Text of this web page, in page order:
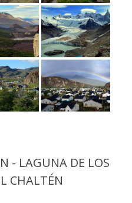
- LAGUNA DE LOS
CHALTÉN